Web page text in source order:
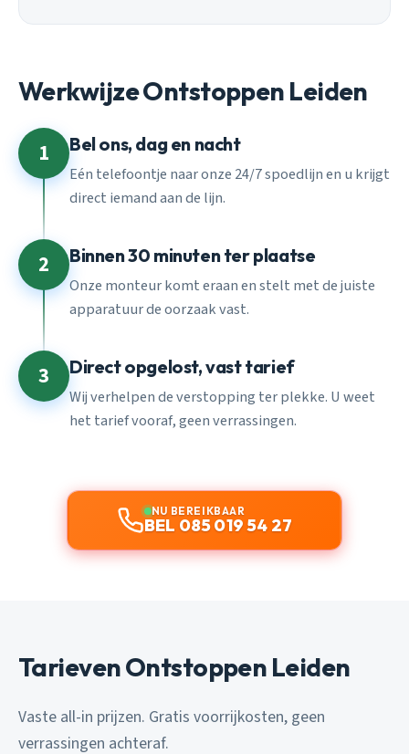
Werkwijze Ontstoppen Leiden
1 Bel ons, dag en nacht
Eén telefoontje naar onze 24/7 spoedlijn en u krijgt
direct iemand aan de lijn.
2 Binnen 30 minuten ter plaatse
Onze monteur komt eraan en stelt met de juiste
apparatuur de oorzaak vast.
3 Direct opgelost, vast tarief
Wij verhelpen de verstopping ter plekke. U weet
het tarief vooraf, geen verrassingen.
NU BEREIKBAAR
BEL 085 019 54 27
Tarieven Ontstoppen Leiden
Vaste all-in prijzen. Gratis voorrijkosten, geen
verrassingen achteraf.